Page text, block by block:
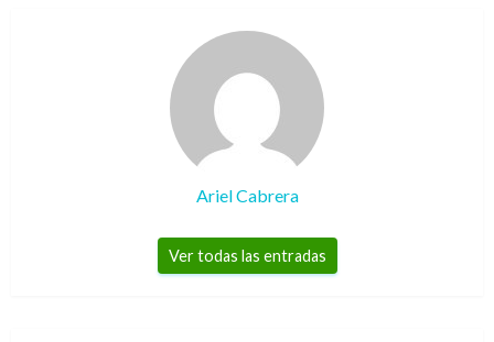
Ariel Cabrera
Ver todas las entradas